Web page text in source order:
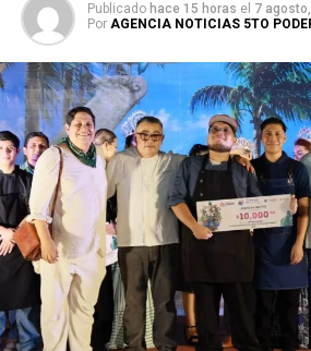
Publicado hace 15 horas el 7
Por AGENCIA NOTICIAS 5TO